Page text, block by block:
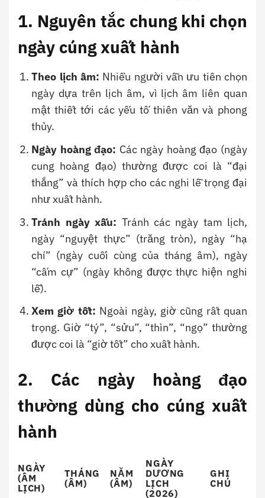
1. Nguyên tắc chung khi chọn
ngày cúng xuất hành
Theo lịch âm: Nhiều người vẫn ưu tiên chọn
ngày dựa trên lịch âm, vì lịch âm liên quan
mật thiết tới các yếu tố thiên văn và phong
thủy.
Ngày hoàng đạo: Các ngày hoàng đạo (ngày
cung hoàng đạo) thường được coi là “đại
thắng” và thích hợp cho các nghi lễ trọng đại
như xuất hành.
Tránh ngày xấu: Tránh các ngày tam lịch,
ngày “nguyệt thực” (trăng tròn), ngày “hạ
chí” (ngày cuối cùng của tháng âm), ngày
“cấm cự” (ngày không được thực hiện nghi
lễ).
Xem giờ tốt: Ngoài ngày, giờ cũng rất quan
trọng. Giờ “tý”, “sửu”, “thìn”, “ngọ” thường
được coi là “giờ tốt” cho xuất hành.
2. Các ngày hoàng đạo
thường dùng cho cúng xuất
hành
NGÀY
(ÂM
LỊCH)
THÁNG
(ÂM)
NĂM
(ÂM)
NGÀY
DƯƠNG
LỊCH
(2026)
GHI
CHÚ